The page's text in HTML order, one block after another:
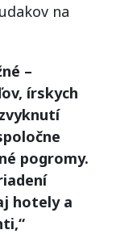
na
–
írskych
pogromy.
hotely a